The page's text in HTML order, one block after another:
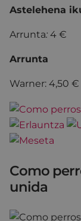
Astelehena
Arrunta: 4 €
Arrunta
Warner: 4,50 €
Como
unida